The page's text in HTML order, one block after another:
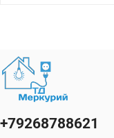
+79268788621